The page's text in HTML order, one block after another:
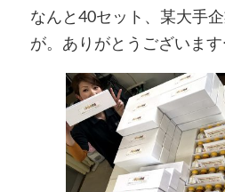
なんと40セット、某大手
が。ありがとうございま